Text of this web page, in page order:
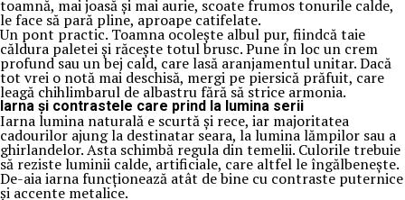
toamnă, mai joasă și mai aurie, scoate frumos tonurile calde,
le face să pară pline, aproape catifelate.
Un pont practic. Toamna ocolește albul pur, fiindcă taie
căldura paletei și răcește totul brusc. Pune în loc un crem
profund sau un bej cald, care lasă aranjamentul unitar. Dacă
tot vrei o notă mai deschisă, mergi pe piersică prăfuit, care
leagă chihlimbarul de albastru fără să strice armonia.
Iarna și contrastele care prind la lumina serii
Iarna lumina naturală e scurtă și rece, iar majoritatea
cadourilor ajung la destinatar seara, la lumina lămpilor sau a
ghirlandelor. Asta schimbă regula din temelii. Culorile trebuie
să reziste luminii calde, artificiale, care altfel le îngălbenește.
De-aia iarna funcționează atât de bine cu contraste puternice
și accente metalice.